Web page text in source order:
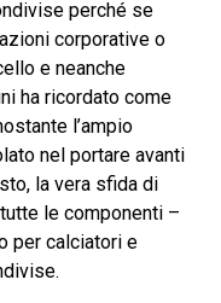
perché se
corporative o
e neanche
ha ricordato come
l’ampio
nel portare avanti
la vera sfida di
le componenti –
per calciatori e